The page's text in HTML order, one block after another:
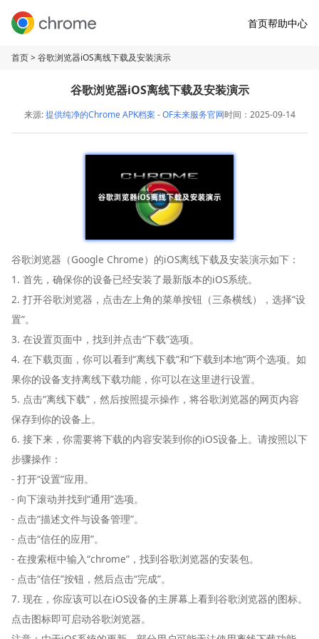
首页帮助中心
首页> 谷歌浏览器iOS离线下载及安装演示
谷歌浏览器iOS离线下载及安装演示
来源:提供纯净的Chrome APK档案 - OF未来服务官网时间：2025-09-14
谷歌浏览器（Google Chrome）的iOS离线下载及安装演示如下：
1. 首先，确保你的设备已经安装了最新版本的iOS系统。
2. 打开谷歌浏览器，点击左上角的菜单按钮（三条横线），选择“设
置”。
3. 在设置页面中，找到并点击“下载”选项。
4. 在下载页面，你可以看到“离线下载”和“下载到本地”两个选项。如
果你的设备支持离线下载功能，你可以在这里进行设置。
5. 点击“离线下载”，然后按照提示操作，将谷歌浏览器的网页内容
保存到你的设备上。
6. 接下来，你需要将下载的内容安装到你的iOS设备上。请按照以下
步骤操作：
- 打开“设置”应用。
- 向下滚动并找到“通用”选项。
- 点击“描述文件与设备管理”。
- 点击“信任的应用”。
- 在搜索框中输入“chrome”，找到谷歌浏览器的安装包。
- 点击“信任”按钮，然后点击“完成”。
7. 现在，你应该可以在iOS设备的主屏幕上看到谷歌浏览器的图标。
点击图标即可启动谷歌浏览器。